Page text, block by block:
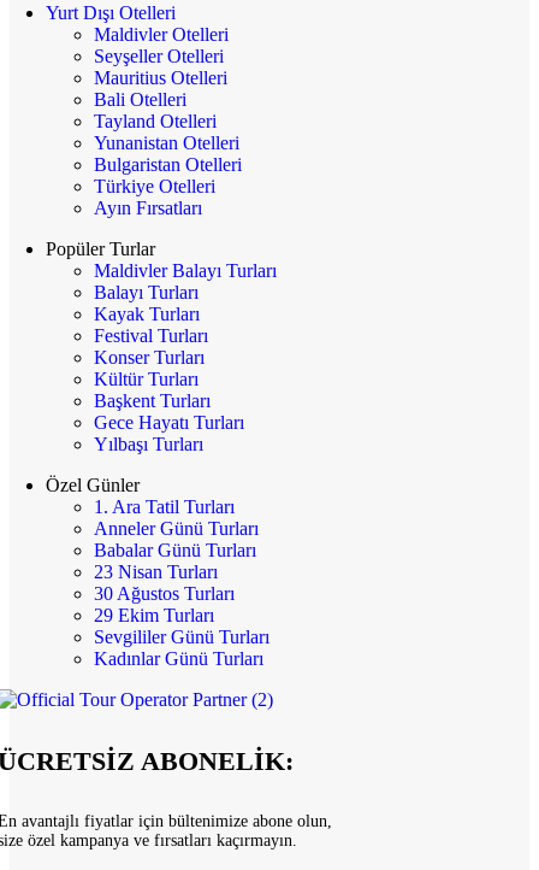
Yurt Dışı Otelleri
Maldivler Otelleri
Seyşeller Otelleri
Mauritius Otelleri
Bali Otelleri
Tayland Otelleri
Yunanistan Otelleri
Bulgaristan Otelleri
Türkiye Otelleri
Ayın Fırsatları
Popüler Turlar
Maldivler Balayı Turları
Balayı Turları
Kayak Turları
Festival Turları
Konser Turları
Kültür Turları
Başkent Turları
Gece Hayatı Turları
Yılbaşı Turları
Özel Günler
1. Ara Tatil Turları
Anneler Günü Turları
Babalar Günü Turları
23 Nisan Turları
30 Ağustos Turları
29 Ekim Turları
Sevgililer Günü Turları
Kadınlar Günü Turları
ABONELİK:
avantajlı fiyatlar için bültenimize abone olun,
özel kampanya ve fırsatları kaçırmayın.